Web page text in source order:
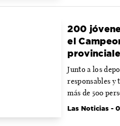
200
el
Junto a los
responsables y
más de 500
Las Noticias -